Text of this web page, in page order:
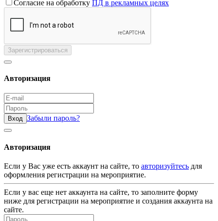
Согласие на обработку ПД в рекламных целях
Зарегистрироваться
Авторизация
Вход Забыли пароль?
Авторизация
Если у Вас уже есть аккаунт на сайте, то авторизуйтесь для
оформления регистрации на мероприятие.
Если у вас еще нет аккаунта на сайте, то заполните форму
ниже для регистрации на мероприятие и создания аккаунта на
сайте.